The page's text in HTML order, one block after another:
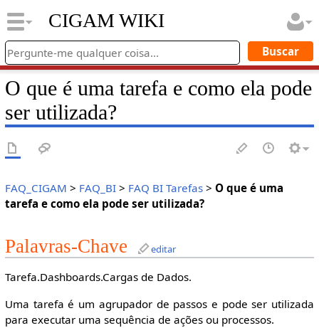
CIGAM WIKI
O que é uma tarefa e como ela pode
ser utilizada?
FAQ_CIGAM > FAQ_BI> FAQ BI Tarefas> O que é uma
tarefa e como ela pode ser utilizada?
Palavras-Chave editar
Tarefa.Dashboards.Cargas de Dados.
Uma tarefa é um agrupador de passos e pode ser utilizada
para executar uma sequência de ações ou processos.